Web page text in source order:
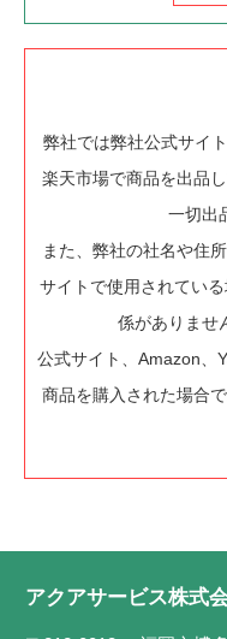
弊社では弊社公式サイ
楽天市場で商品を出品
一切出
また、弊社の社名や住
サイトで使用されてい
係がありませ
公式サイト、Amazon、
商品を購入された場合
アクアサービス株式